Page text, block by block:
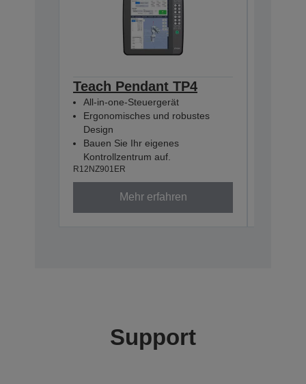
Teach Pendant TP4
All-in-one-Steuergerät
Ergonomisches und robustes
Design
Bauen Sie Ihr eigenes
Kontrollzentrum auf.
R12NZ901ER
Mehr erfahren
Support